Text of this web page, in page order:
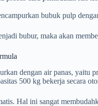
bubuk pulp
bubur, maka akan
dengan air panas, yaitu
500 kg bekerja secara
Hal ini sangat